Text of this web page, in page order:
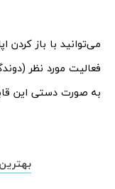
فعالیت مورد نظر
به صورت دستی این